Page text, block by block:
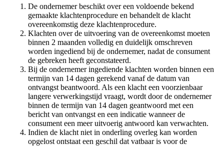
De ondernemer beschikt over een voldoende bekend
gemaakte klachtenprocedure en behandelt de klacht
overeenkomstig deze klachtenprocedure.
Klachten over de uitvoering van de overeenkomst moeten
binnen 2 maanden volledig en duidelijk omschreven
worden ingediend bij de ondernemer, nadat de consument
de gebreken heeft geconstateerd.
Bij de ondernemer ingediende klachten worden binnen een
termijn van 14 dagen gerekend vanaf de datum van
ontvangst beantwoord. Als een klacht een voorzienbaar
langere verwerkingstijd vraagt, wordt door de ondernemer
binnen de termijn van 14 dagen geantwoord met een
bericht van ontvangst en een indicatie wanneer de
consument een meer uitvoerig antwoord kan verwachten.
Indien de klacht niet in onderling overleg kan worden
opgelost ontstaat een geschil dat vatbaar is voor de